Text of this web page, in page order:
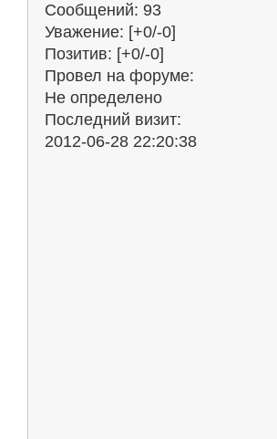
Сообщений: 93
Уважение: [+0/-0]
Позитив: [+0/-0]
Провел на форуме:
Не определено
Последний визит:
2012-06-28 22:20:38